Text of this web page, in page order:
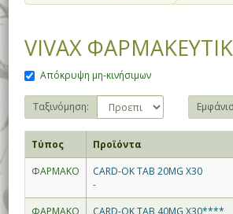
VIVAX
Απόκρυψη μη-κινήσιμων
Ταξινόμηση:
Τύπος
Προϊόντα
ΦΑΡΜΑΚΟ
CARD-OK TAB 20MG X30
-
ΦΑΡΜΑΚΟ
CARD-OK TAB 40MG X30****